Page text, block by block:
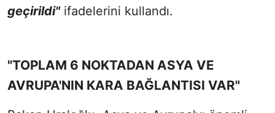
geçirildi"ifadelerini kullandı.
"TOPLAM 6 NOKTADAN ASYA VE
AVRUPA'NIN KARA BAĞLANTISI VAR"